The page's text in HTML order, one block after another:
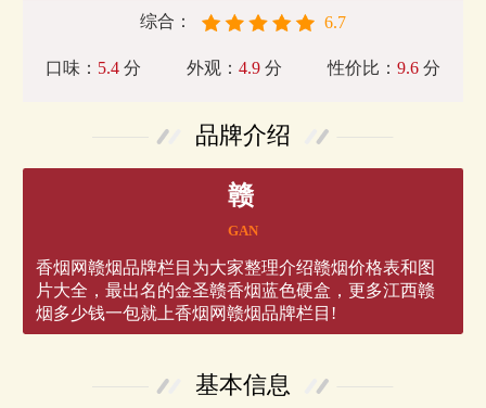
综合： 6.7
口味： 5.4分 外观： 4.9 分 性价比：9.6 分
品牌介绍
赣
GAN
香烟网赣烟品牌栏目为大家整理介绍赣烟价格表和图
片大全，最出名的金圣赣香烟蓝色硬盒，更多江西赣
烟多少钱一包就上香烟网赣烟品牌栏目!
基本信息